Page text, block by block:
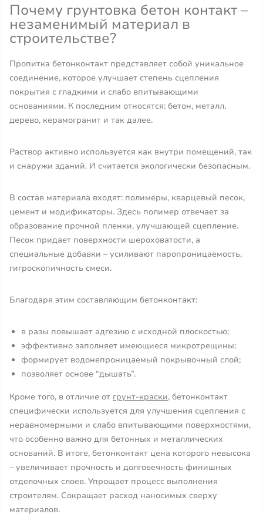
Почему грунтовка бетон контакт –
незаменимый материал в
строительстве?
Пропитка бетонконтакт представляет собой уникальное
соединение, которое улучшает степень сцепления
покрытия с гладкими и слабо впитывающими
основаниями. К последним относятся: бетон, металл,
дерево, керамогранит и так далее.
Раствор активно используется как внутри помещений, так
и снаружи зданий. И считается экологически безопасным.
В состав материала входят: полимеры, кварцевый песок,
цемент и модификаторы. Здесь полимер отвечает за
образование прочной пленки, улучшающей сцепление.
Песок придает поверхности шероховатости, а
специальные добавки – усиливают паропроницаемость,
гигроскопичность смеси.
Благодаря этим составляющим бетонконтакт:
в разы повышает адгезию с исходной плоскостью;
эффективно заполняет имеющиеся микротрещины;
формирует водонепроницаемый покрывочный слой;
позволяет основе “дышать”.
Кроме того, в отличие от грунт-краски, бетонконтакт
специфически используется для улучшения сцепления с
неравномерными и слабо впитывающими поверхностями,
что особенно важно для бетонных и металлических
оснований. В итоге, бетонконтакт цена которого невысока
– увеличивает прочность и долговечность финишных
отделочных слоев. Упрощает процесс выполнения
строителям. Сокращает расход наносимых сверху
материалов.